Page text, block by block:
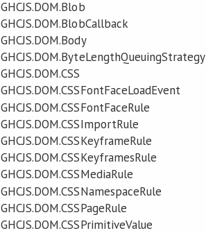
GHCJS.DOM.Blob
GHCJS.DOM.BlobCallback
GHCJS.DOM.Body
GHCJS.DOM.ByteLengthQueuingStrategy
GHCJS.DOM.CSS
GHCJS.DOM.CSSFontFaceLoadEvent
GHCJS.DOM.CSSFontFaceRule
GHCJS.DOM.CSSImportRule
GHCJS.DOM.CSSKeyframeRule
GHCJS.DOM.CSSKeyframesRule
GHCJS.DOM.CSSMediaRule
GHCJS.DOM.CSSNamespaceRule
GHCJS.DOM.CSSPageRule
GHCJS.DOM.CSSPrimitiveValue